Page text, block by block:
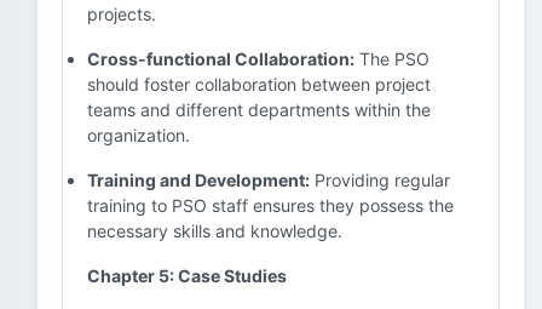
projects.
Cross-functional Collaboration: The PSO
should foster collaboration between project
teams and different departments within the
organization.
Training and Development: Providing regular
training to PSO staff ensures they possess the
necessary skills and knowledge.
Chapter 5: Case Studies